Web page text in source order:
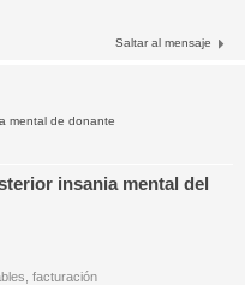
Saltar al mensaje
mental de donante
insania mental del
facturación